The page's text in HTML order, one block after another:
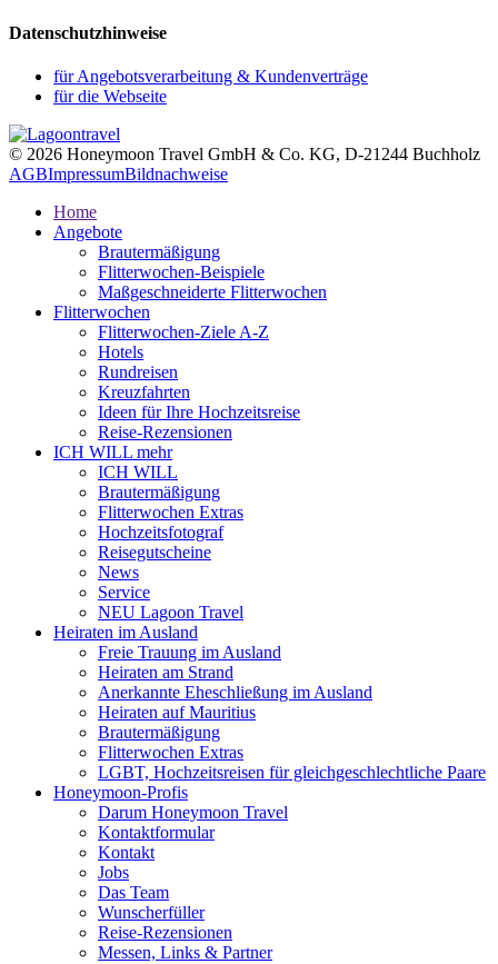
Datenschutzhinweise
für Angebotsverarbeitung & Kundenverträge
für die Webseite
© 2026 Honeymoon Travel GmbH & Co. KG, D-21244 Buchholz
AGBImpressumBildnachweise
Home
Angebote
Brautermäßigung
Flitterwochen-Beispiele
Maßgeschneiderte Flitterwochen
Flitterwochen
Flitterwochen-Ziele A-Z
Hotels
Rundreisen
Kreuzfahrten
Ideen für Ihre Hochzeitsreise
Reise-Rezensionen
ICH WILL mehr
ICH WILL
Brautermäßigung
Flitterwochen Extras
Hochzeitsfotograf
Reisegutscheine
News
Service
NEU Lagoon Travel
Heiraten im Ausland
Freie Trauung im Ausland
Heiraten am Strand
Anerkannte Eheschließung im Ausland
Heiraten auf Mauritius
Brautermäßigung
Flitterwochen Extras
LGBT, Hochzeitsreisen für gleichgeschlechtliche Paare
Honeymoon-Profis
Darum Honeymoon Travel
Kontaktformular
Kontakt
Jobs
Das Team
Wunscherfüller
Reise-Rezensionen
Messen, Links & Partner